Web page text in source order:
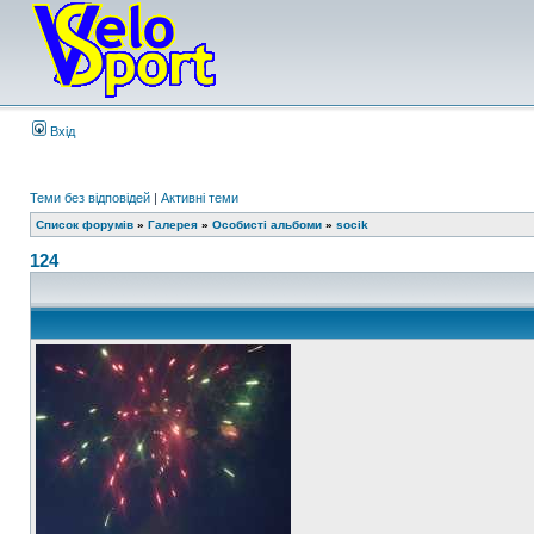
Вхід
Теми без відповідей | Активні теми
Список форумів » Галерея » Особисті альбоми » socik
124